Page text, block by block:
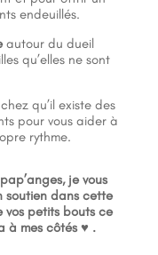
endeuillés.
autour du dueil
qu’elles ne sont
qu’il existe des
pour vous aider à
rythme.
je vous
soutien dans cette
vos petits bouts ce
à mes côtés ♥ .